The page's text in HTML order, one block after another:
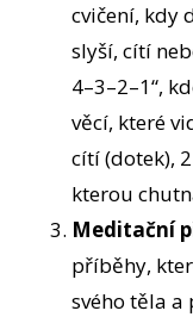
cvičení, kdy
slyší, cítí
4–3–2–1“,
věcí, které
cítí (dotek),
kterou
Meditační
příběhy,
svého těla